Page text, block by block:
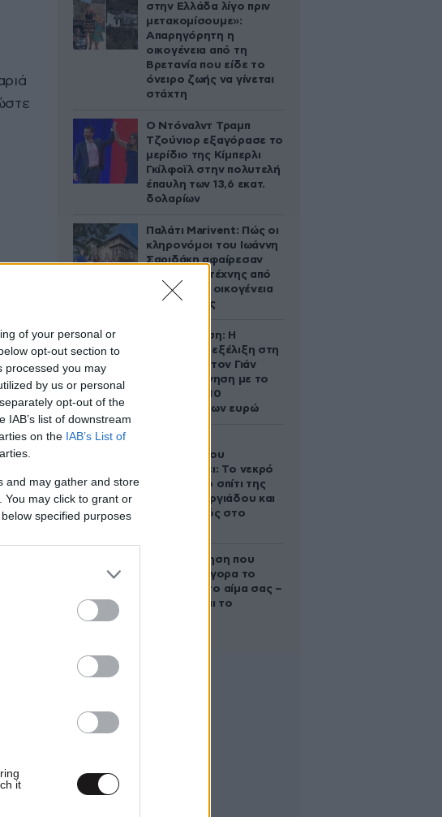
of your personal or
opt-out section to
processed you may
by us or personal
opt-out of the
list of downstream
on the IAB’s List of
and may gather and store
You may click to grant or
specified purposes
it
στην Ελλάδα λίγο πριν
μετακομίσουμε»:
Απαρηγόρητη η
οικογένεια από τη
Βρετανία που είδε το
όνειρο ζωής να γίνεται
στάχτη
Ο Ντόναλντ Τραμπ
Τζούνιορ εξαγόρασε το
μερίδιο της Κίμπερλι
Γκίλφοϊλ στην πολυτελή
έπαυλη των 13,6 εκατ.
δολαρίων
Παλάτι Marivent: Πώς οι
κληρονόμοι του Ιωάννη
Σαριδάκη αφαίρεσαν
1.300 έργα τέχνης από
τη βασιλική οικογένεια
της Ισπανίας
Αθηνά Ωνάση: Η
απρόσμενη εξέλιξη στη
διαμάχη με τον Γιάν
Τοπς – Η κίνηση με το
άλογο των 10
εκατομμυρίων ευρώ
Τζώρτζογλου
αποκαλύπτει: Το νεκρό
έμβρυο στο σπίτι της
Μαρίας Γεωργιάδου και
ο εγκλεισμός στο
Η απλή άσκηση που
μειώνει γρήγορα το
σάκχαρο στο αίμα σας –
Και δεν είναι το